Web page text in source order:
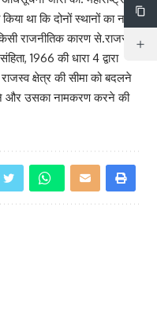
था कि दोनों स्थानों का नाम
राजनीतिक कारण से.राजस्व
1966 की धारा 4 द्वारा
क्षेत्र की सीमा को बदलने
और उसका नामकरण करने की